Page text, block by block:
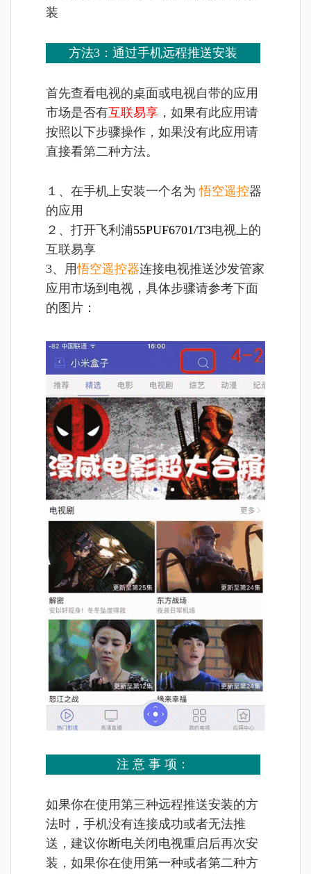
装
方法3：通过手机远程推送安装
首先查看电视的桌面或电视自带的应用
市场是否有互联易享 ，如果有此应用请
按照以下步骤操作，如果没有此应用请
直接看第二种方法。
１、在手机上安装一个名为悟空遥控器
的应用
２、打开飞利浦55PUF6701/T3电视上的
互联易享
3、用悟空遥控器连接电视推送沙发管家
应用市场到电视，具体步骤请参考下面
的图片：
注 意 事 项：
如果你在使用第三种远程推送安装的方
法时，手机没有连接成功或者无法推
送，建议你断电关闭电视重启后再次安
装，如果你在使用第一种或者第二种方